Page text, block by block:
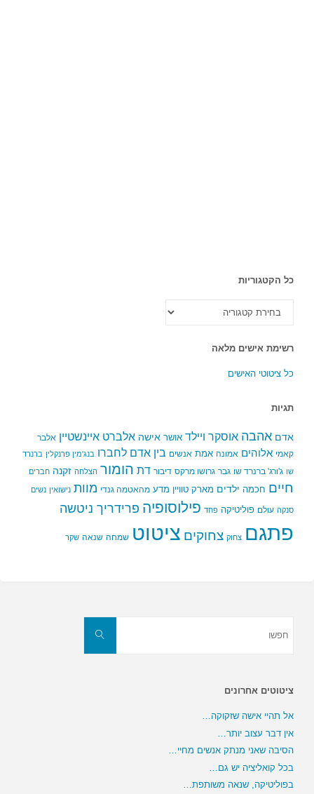
כל הקטגוריות
הקטגוריות
רשימת אישים מלאה
כל ציטוטי האישים
תגיות
אדם אהבה אוסקר ויילד אושר אישה אלברט איינשטיין אלבר
קאמי אלוהים אמונה אמת אנשים בין אדם לחברו בנג'מין פרנקלין ברנרד
שו ג'ורג' ברנרד שו גבר גרושו מרקס דיבור דת הומור הצלחה זקנה חברים
חיים חכמה ילדים מארק טוויין מדע מהאטמה גנדי מוות נישואין נשים
סנקה עולם פוליטיקה פחד פילוסופיה פרידריך ניטשה
פתגם צחוק צחוקים ציטוט שמחה שנאה שקר
חפשו
ציטוטים אחרונים
אל תהיי אישה שזקוקה…
אין דבר עצוב יותר…
הסיבה שאני מנתק אנשים מחיי…
בכל קואליציה יש גם…
בפוליטיקה, שנאה משותפת…